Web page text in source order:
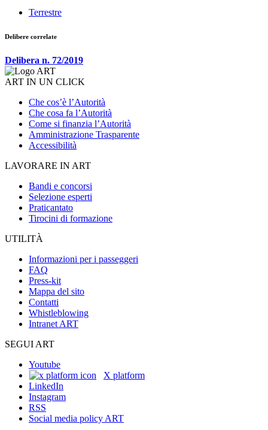
Terrestre
Delibere correlate
Delibera n. 72/2019
ART IN UN CLICK
Che cos’è l’Autorità
Che cosa fa l’Autorità
Come si finanzia l’Autorità
Amministrazione Trasparente
Accessibilità
LAVORARE IN ART
Bandi e concorsi
Selezione esperti
Praticantato
Tirocini di formazione
UTILITÀ
Informazioni per i passeggeri
FAQ
Press-kit
Mappa del sito
Contatti
Whistleblowing
Intranet ART
SEGUI ART
Youtube
X platform
LinkedIn
Instagram
RSS
Social media policy ART